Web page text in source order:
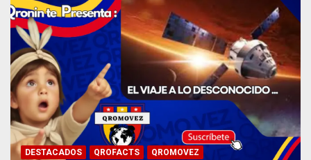
DESTACADOS QROFACTS QROMOVEZ